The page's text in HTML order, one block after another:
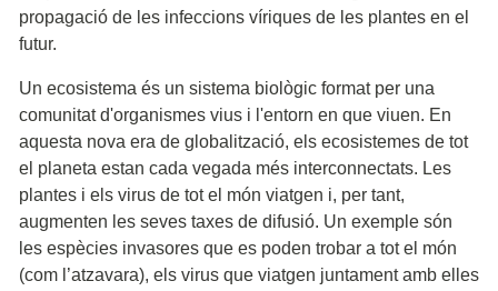
propagació de les infeccions víriques de les plantes en el
futur.
Un ecosistema és un sistema biològic format per una
comunitat d'organismes vius i l'entorn en que viuen. En
aquesta nova era de globalització, els ecosistemes de tot
el planeta estan cada vegada més interconnectats. Les
plantes i els virus de tot el món viatgen i, per tant,
augmenten les seves taxes de difusió. Un exemple són
les espècies invasores que es poden trobar a tot el món
(com l’atzavara), els virus que viatgen juntament amb elles